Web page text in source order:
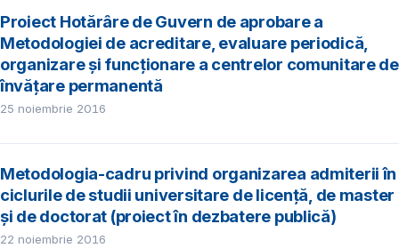
Proiect Hotărâre de Guvern de aprobare a
Metodologiei de acreditare, evaluare periodică,
organizare și funcționare a centrelor comunitare de
învățare permanentă
25 noiembrie 2016
Metodologia-cadru privind organizarea admiterii în
ciclurile de studii universitare de licență, de master
și de doctorat (proiect în dezbatere publică)
22 noiembrie 2016